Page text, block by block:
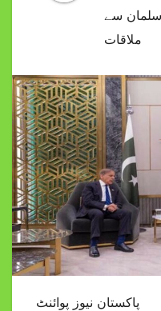
سے
ملاقات
پاکستان نیوز پوائنٹ